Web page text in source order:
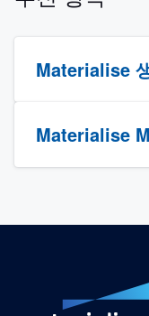
Materialise
Materialise